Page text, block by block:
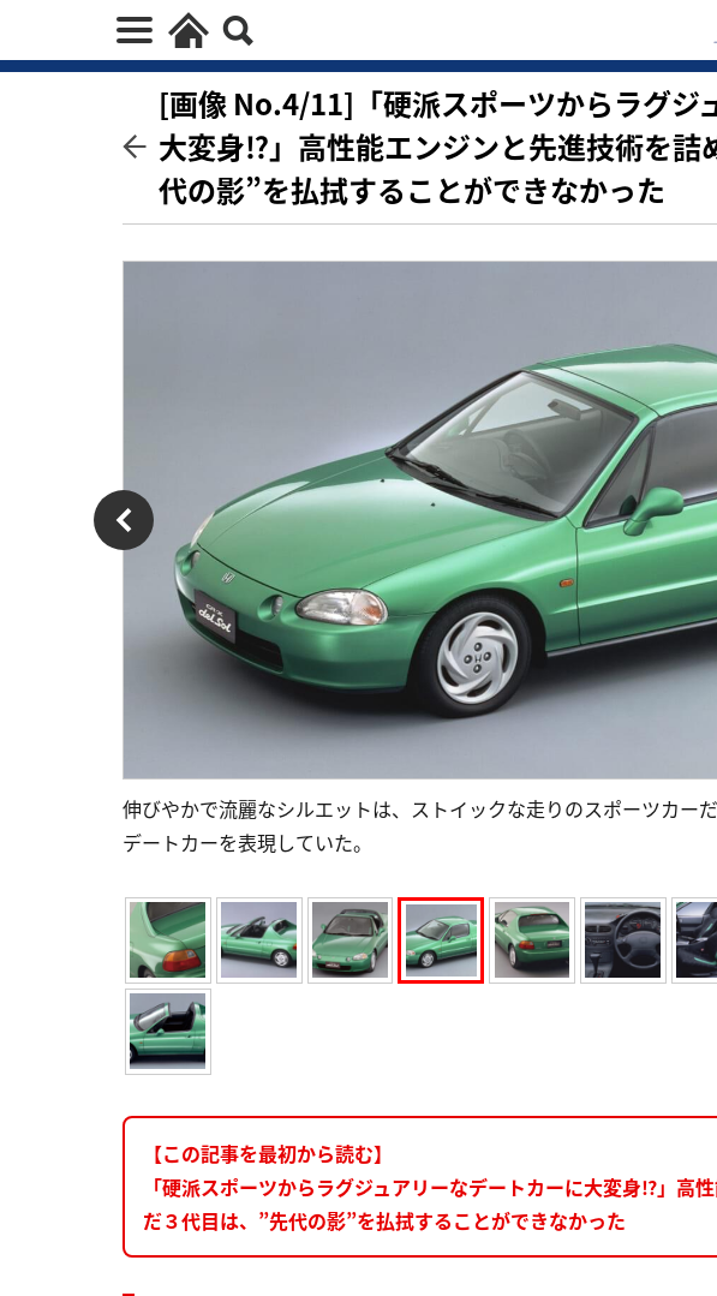
[画像 No.4/11]「硬派スポーツからラグジ
大変身⁉」高性能エンジンと先進技術を詰
代の影”を払拭することができなかった
伸びやかで流麗なシルエットは、ストイックな走りのスポーツカー
デートカーを表現していた。
【この記事を最初から読む】
「硬派スポーツからラグジュアリーなデートカーに大変身⁉」高
だ３代目は、”先代の影”を払拭することができなかった